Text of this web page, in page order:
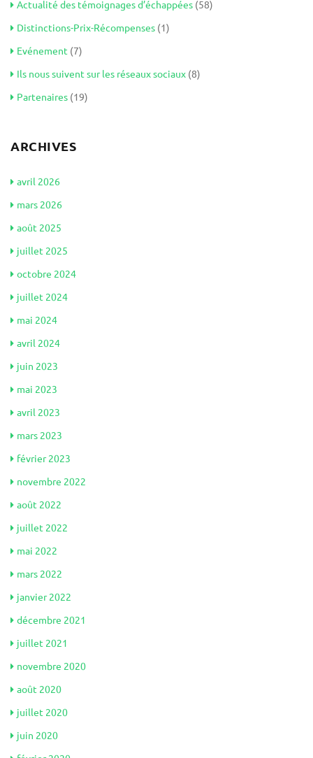
Actualité des témoignages d’échappées (58)
Distinctions-Prix-Récompenses (1)
Evénement (7)
Ils nous suivent sur les réseaux sociaux (8)
Partenaires (19)
ARCHIVES
avril 2026
mars 2026
août 2025
juillet 2025
octobre 2024
juillet 2024
mai 2024
avril 2024
juin 2023
mai 2023
avril 2023
mars 2023
février 2023
novembre 2022
août 2022
juillet 2022
mai 2022
mars 2022
janvier 2022
décembre 2021
juillet 2021
novembre 2020
août 2020
juillet 2020
juin 2020